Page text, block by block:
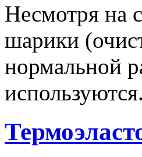
Несмотря на
шарики
нормальной
используются.